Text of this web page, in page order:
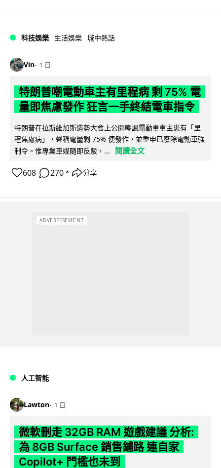
科技娛樂 生活娛樂 城中熱話
Vin 1 日
特朗普嘲電動車主有里程病 剩 75% 電
量即焦慮發作 狂言一手終結電車指令
特朗普在拉斯維加斯造勢大會上公開嘲諷電動車車主患有「里
程焦慮病」，聲稱電量剩 75% 便發作，並重申已廢除電動車強
制令。惟專業車媒隨即反駁，...
閱讀全文
608 270 ↗ 分享
ADVERTISEMENT
人工智能
Lawton 1 日
微軟刪走 32GB RAM 遊戲建議 分析:
為 8GB Surface 銷售鋪路 連自家
Copilot+ 門檻也未到